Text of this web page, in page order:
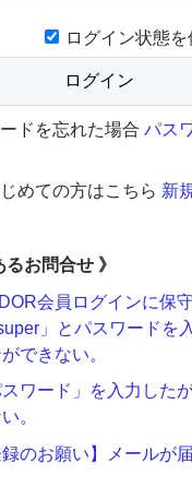
ログイン状態を
ドを忘れた場合 パス
めての方はこちら 新
るお問合せ 》
会員ログインに保
」とパスワードを
できない。
スワード」を入力した
。
録のお願い】メールが